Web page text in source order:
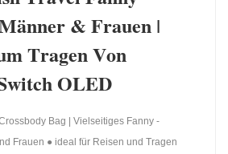
& Frauen |
Tragen Von
OLED
Bag | Vielseitiges Fanny -
Frauen ● ideal für Reisen und Tragen